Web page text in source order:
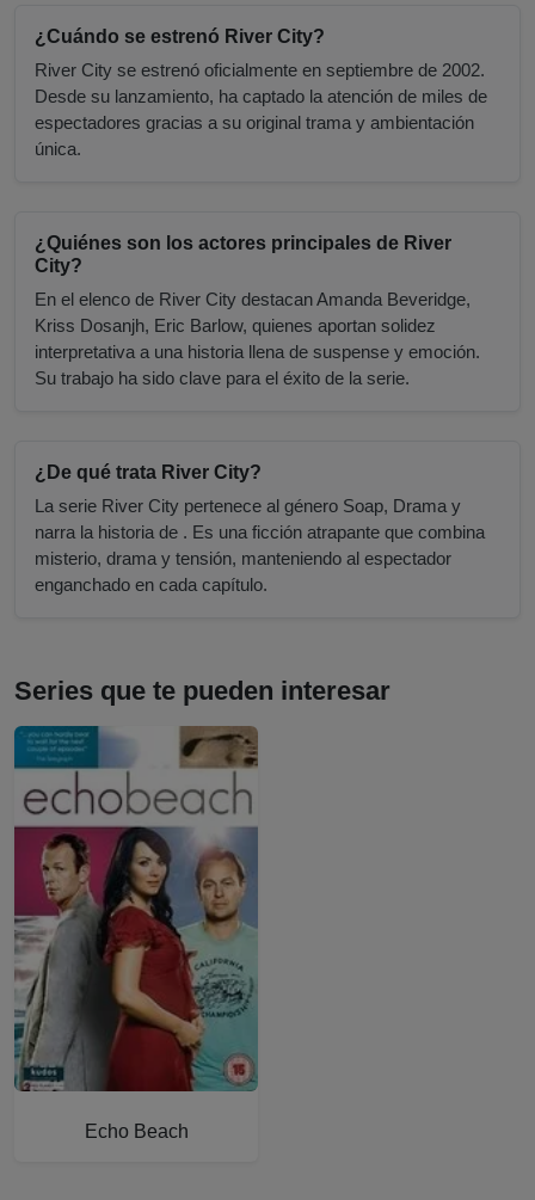
¿Cuándo se estrenó River City?
River City se estrenó oficialmente en septiembre de 2002.
Desde su lanzamiento, ha captado la atención de miles de
espectadores gracias a su original trama y ambientación
única.
¿Quiénes son los actores principales de River
City?
En el elenco de River City destacan Amanda Beveridge,
Kriss Dosanjh, Eric Barlow, quienes aportan solidez
interpretativa a una historia llena de suspense y emoción.
Su trabajo ha sido clave para el éxito de la serie.
¿De qué trata River City?
La serie River City pertenece al género Soap, Drama y
narra la historia de . Es una ficción atrapante que combina
misterio, drama y tensión, manteniendo al espectador
enganchado en cada capítulo.
Series que te pueden interesar
Echo Beach